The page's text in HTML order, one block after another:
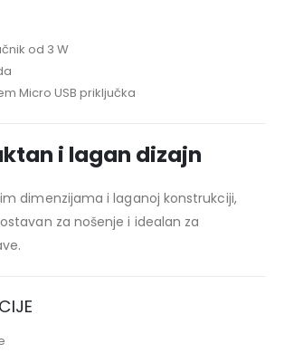
od 3 W
Micro USB priključka
i lagan dizajn
dimenzijama i laganoj konstrukciji,
za nošenje i idealan za